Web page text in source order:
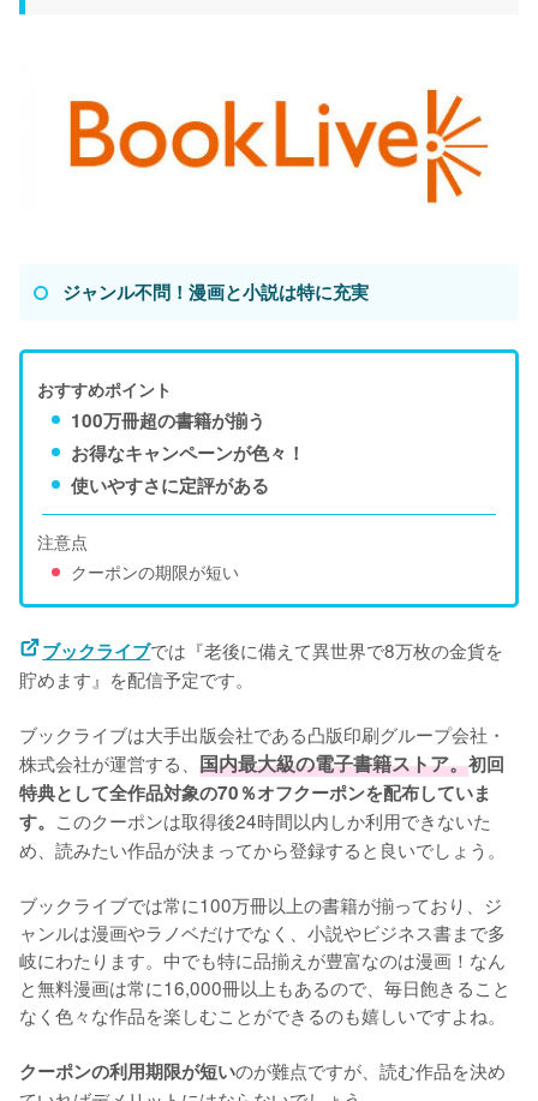
ジャンル不問！漫画と小説は特に充実
おすすめポイント
100万冊超の書籍が揃う
お得なキャンペーンが色々！
使いやすさに定評がある
注意点
クーポンの期限が短い
ブックライブでは『老後に備えて異世界で8万枚の金貨を
貯めます』を配信予定です。
ブックライブは大手出版会社である凸版印刷グループ会社・
株式会社が運営する、 国内最大級の電子書籍ストア。初回
特典として全作品対象の70％オフクーポンを配布していま
す。 このクーポンは取得後24時間以内しか利用できないた
め、読みたい作品が決まってから登録すると良いでしょう。
ブックライブでは常に100万冊以上の書籍が揃っており、ジ
ャンルは漫画やラノベだけでなく、小説やビジネス書まで多
岐にわたります。中でも特に品揃えが豊富なのは漫画！なん
と無料漫画は常に16,000冊以上もあるので、毎日飽きること
なく色々な作品を楽しむことができるのも嬉しいですよね。
クーポンの利用期限が短いのが難点ですが、読む作品を決め